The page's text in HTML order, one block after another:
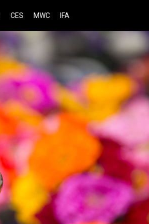
CES MWC IFA